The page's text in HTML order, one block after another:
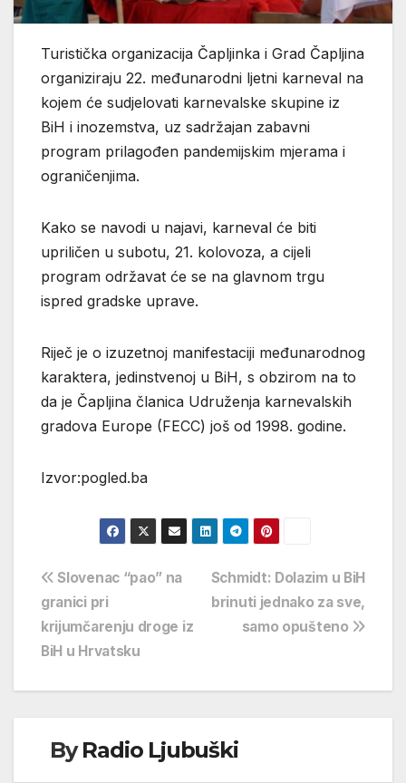
Turistička organizacija Čapljinka i Grad Čapljina
organiziraju 22. međunarodni ljetni karneval na
kojem će sudjelovati karnevalske skupine iz
BiH i inozemstva, uz sadržajan zabavni
program prilagođen pandemijskim mjerama i
ograničenjima.
Kako se navodi u najavi, karneval će biti
upriličen u subotu, 21. kolovoza, a cijeli
program održavat će se na glavnom trgu
ispred gradske uprave.
Riječ je o izuzetnoj manifestaciji međunarodnog
karaktera, jedinstvenoj u BiH, s obzirom na to
da je Čapljina članica Udruženja karnevalskih
gradova Europe (FECC) još od 1998. godine.
Izvor:pogled.ba
Navigacija
objava
Schmidt: Dolazim u BiH
brinuti jednako za sve,
samo opušteno
Slovenac “pao” na
granici pri
krijumčarenju droge iz
BiH u Hrvatsku
ByRadio Ljubuški